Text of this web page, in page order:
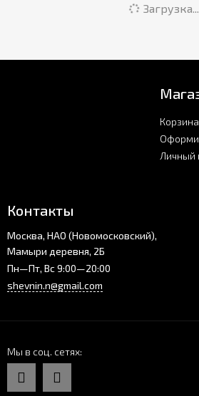
Загрузка...
Корзина
Личный
Контакты
Москва, НАО (Новомосковский),
Мамыри деревня, 2Б
Пн—Пт, Вс 9:00—20:00
shevnin.n@gmail.com
Мы в соц. сетях